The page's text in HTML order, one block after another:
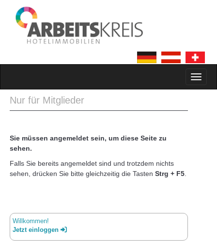
Nur für Mitglieder
Sie müssen angemeldet sein, um diese Seite zu
sehen.
Falls Sie bereits angemeldet sind und trotzdem nichts
sehen, drücken Sie bitte gleichzeitig die Tasten Strg + F5
Willkommen!
Jetzt einloggen